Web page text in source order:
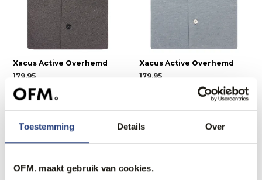
Toestemming Details Over
OFM. maakt gebruik van cookies.
Xacus Active Overhemd
179,95
Xacus Active Overhemd
179,95
Nieuw. Nieuw.